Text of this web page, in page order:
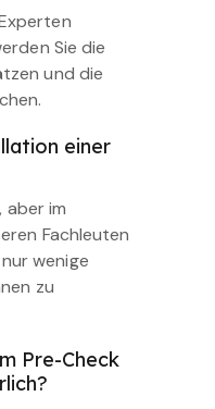
Sie die
und die
einer
aber im
Fachleuten
wenige
zu
Pre-Check